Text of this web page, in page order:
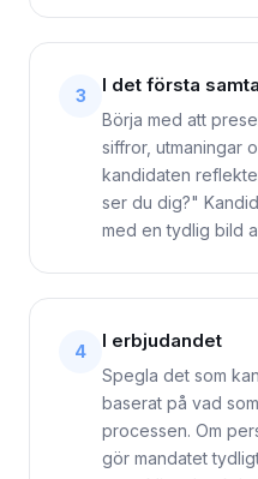
3 I det första
Börja med att
siffror, utmaningar
kandidaten
ser du dig?"
med en tydlig bild
4 I erbjudandet
Spegla det som
baserat på vad
processen. Om
gör mandatet